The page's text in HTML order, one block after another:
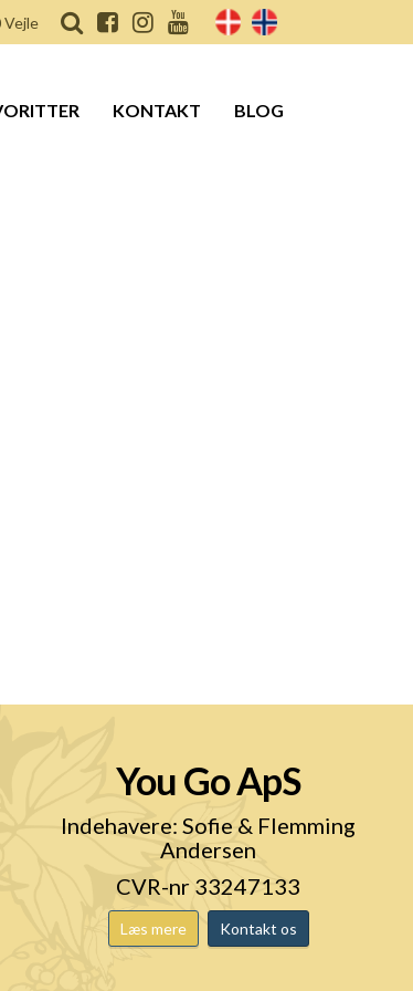
Vejle
KONTAKT BLOG
You Go ApS
Indehavere: Sofie & Flemming
Andersen
CVR-nr 33247133
Læs mere Kontakt os